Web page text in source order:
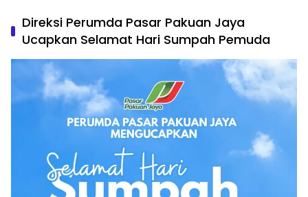
Direksi Perumda Pasar Pakuan Jaya
Ucapkan Selamat Hari Sumpah Pemuda